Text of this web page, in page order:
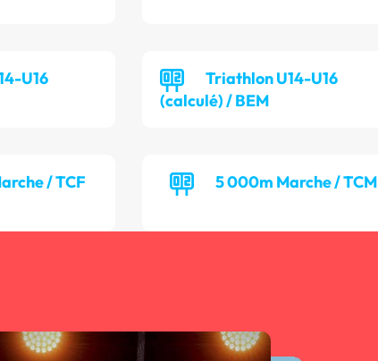
U16
Triathlon U14-U16
(calculé) / BEM
/ TCF 5 000m Marche / TCM